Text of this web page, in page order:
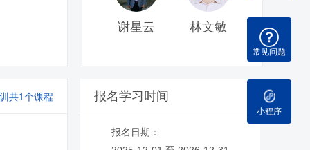
常见问题
小程序
谢星云 林文敏
共1个课程 报名学习时间
报名日期：